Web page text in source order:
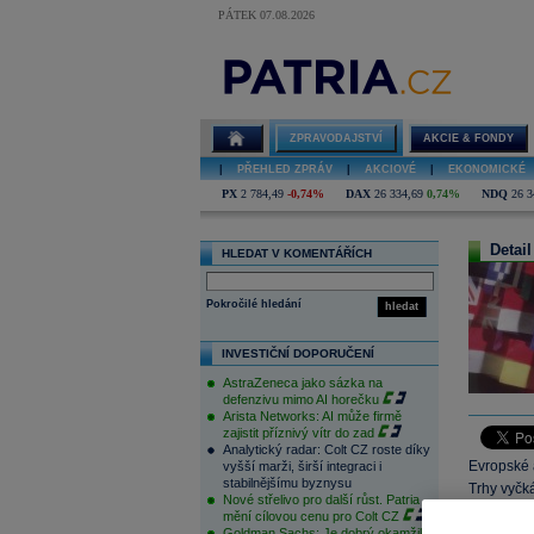
PÁTEK 07.08.2026
ZPRAVODAJSTVÍ AKCIE & FONDY
PŘEHLED ZPRÁV AKCIOVÉ EKONOMICKÉ
PX 2 784,49 -0,74% DAX 26 334,69 0,74% NDQ 26
HLEDAT V KOMENTÁŘÍCH
hledat
Pokročilé hledání
INVESTIČNÍ DOPORUČENÍ
AstraZeneca jako sázka na
defenzivu mimo AI horečku
Arista Networks: AI může firmě
zajistit příznivý vítr do zad
Analytický radar: Colt CZ roste díky
vyšší marži, širší integraci i
stabilnějšímu byznysu
Nové střelivo pro další růst. Patria
mění cílovou cenu pro Colt CZ
Trhy